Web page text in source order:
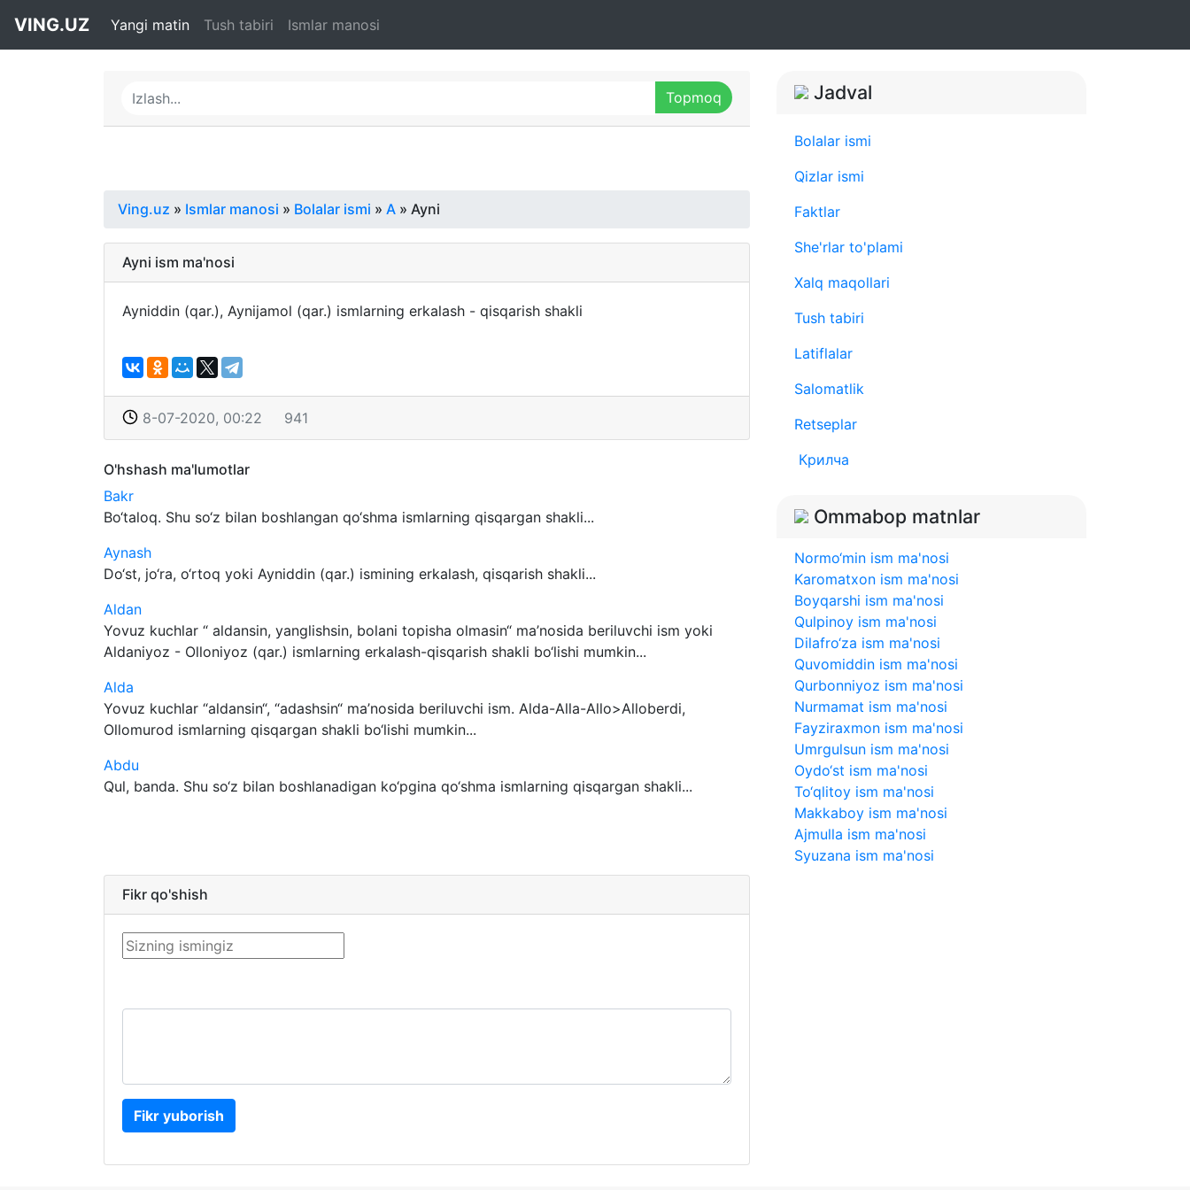
VING.UZ Yangi matin Tush tabiri Ismlar manosi
Ving.uz » Ismlar manosi » Bolalar ismi » A » Ayni
Ayni ism ma'nosi
Ayniddin (qar.), Aynijamol (qar.) ismlarning erkalash - qisqarish shakli
8-07-2020, 00:22 941
O'hshash ma'lumotlar
Bakr
Bo‘taloq. Shu so‘z bilan boshlangan qo‘shma ismlarning qisqargan shakli...
Aynash
Do‘st, jo‘ra, o‘rtoq yoki Ayniddin (qar.) ismining erkalash, qisqarish shakli...
Aldan
Yovuz kuchlar “ aldansin, yanglishsin, bolani topisha olmasin“ ma’nosida beriluvchi ism yoki
Aldaniyoz - Olloniyoz (qar.) ismlarning erkalash-qisqarish shakli bo‘lishi mumkin...
Alda
Yovuz kuchlar “aldansin“, “adashsin“ ma’nosida beriluvchi ism. Alda-Alla-Allo>Alloberdi,
Ollomurod ismlarning qisqargan shakli bo‘lishi mumkin...
Abdu
Qul, banda. Shu so‘z bilan boshlanadigan ko‘pgina qo‘shma ismlarning qisqargan shakli...
Fikr qo'shish
Fikr yuborish
Jadval
Bolalar ismi
Qizlar ismi
Faktlar
She'rlar to'plami
Xalq maqollari
Tush tabiri
Latiflalar
Salomatlik
Retseplar
Крилча
Ommabop matnlar
Normo‘min ism ma'nosi
Karomatxon ism ma'nosi
Boyqarshi ism ma'nosi
Qulpinoy ism ma'nosi
Dilafro‘za ism ma'nosi
Quvomiddin ism ma'nosi
Qurbonniyoz ism ma'nosi
Nurmamat ism ma'nosi
Fayziraxmon ism ma'nosi
Umrgulsun ism ma'nosi
Oydo‘st ism ma'nosi
To‘qlitoy ism ma'nosi
Makkaboy ism ma'nosi
Ajmulla ism ma'nosi
Syuzana ism ma'nosi